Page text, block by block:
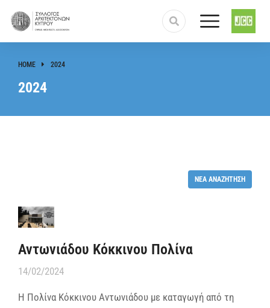
You are here:
HOME 2024
2024
ΝΈΑ ΑΝΑΖΉΤΗΣΗ
Αντωνιάδου Κόκκινου Πολίνα
14/02/2024
Η Πολίνα Κόκκινου Αντωνιάδου με καταγωγή από τη